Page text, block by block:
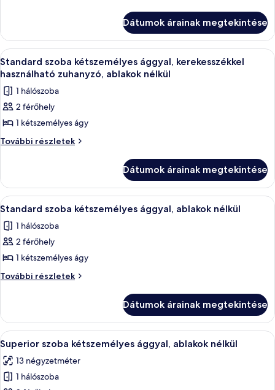
kerekesszékkel
használható
zuhanyzó
kerekesszékkel
használható
zuhanyzó
további
Dátumok árainak megtekintése
A
következő
szoba
összes
képének
megtekintése:
Standard
ággyal,
kerekesszékkel
használható
zuhanyzó,
ablakok
nélkül
11
Standard szoba kétszemélyes ággyal, kerekesszékkel
használható zuhanyzó, ablakok nélkül
1 hálószoba
2 férőhely
1 kétszemélyes ágy
További részletek
Standard
kerekesszékkel
használható
zuhanyzó,
nélkül
további
Dátumok árainak megtekintése
A
következő
szoba
összes
képének
megtekintése:
kétszemélyes
ággyal,
ablakok
nélkül
8
Standard szoba kétszemélyes ággyal, ablakok nélkül
1 hálószoba
2 férőhely
1 kétszemélyes ágy
További részletek
Standard
ablakok
nélkül
további
részletei
Dátumok árainak megtekintése
A
következő
szoba
összes
Superior szoba kétszemélyes
10
Superior szoba kétszemélyes ággyal, ablakok nélkül
13 négyzetméter
1 hálószoba